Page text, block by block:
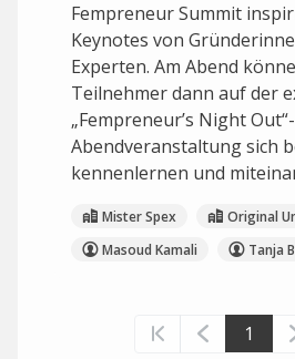
Fempreneur Summit
Keynotes von
Experten. Am Abend
Teilnehmer dann auf der
„Fempreneur’s Night Out“-
Abendveranstaltung sich
kennenlernen und
Mister Spex
Original
Masoud Kamali
Tanja
1